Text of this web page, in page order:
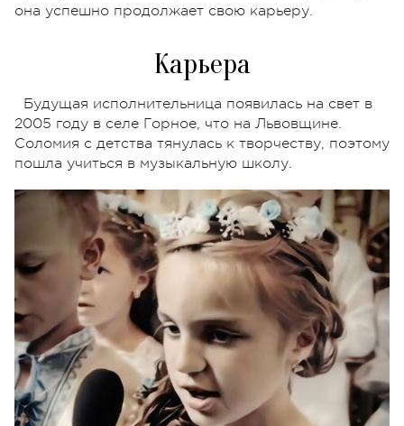
она успешно продолжает свою карьеру.
Карьера
Будущая исполнительница появилась на свет в
2005 году в селе Горное, что на Львовщине.
Соломия с детства тянулась к творчеству, поэтому
пошла учиться в музыкальную школу.